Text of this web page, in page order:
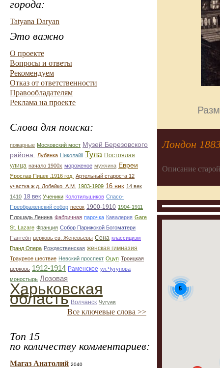
города:
Tatyana Daryan
Это важно
О проекте
Вопросы и ответы
Рекомендуем
Отказ от ответственности
Правообладателям
Реклама на проекте
Слова для поиска:
пожарные Московский мост Музей Березовского
района. Лубянка Николайii Тула Постоялая
улица начало 1900х мороженое мужчина Евреи
Ярослав Пицек .1916 год. Артельный староста 12
участка ж.д. Лобейко. А.М.
1903-1909 16 век 14 век
1410 18 век Ученики Колотильшиков Спасо-
Преображенский собор песок 1900-1910 1904-1911
Плошадь Ленина Фабричная парочка Кавалерия Gare
St. Lazare Франция Собор Парижской Богоматери
Пантео́н церковь св. Женевьевы Сена классицизм
Гранд Опера Рождественская женская гимназия
Траурное шествие Невский проспект Оцуп Троицкая
церковь 1912-1914 Раменское ул.Чугунова
моностырь Лозовая
Харьковская
область Волчанск Чугуев
Все ключевые слова >>
Топ 15
по количеству комментариев:
Магаз Анатолий 2040
Лондон
Описание
5